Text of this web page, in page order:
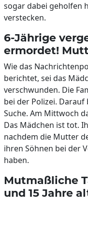
sogar dabei geholfen
verstecken.
6-Jährige
ermordet!
Wie das
berichtet, sei das
verschwunden. Die
bei der Polizei.
Suche. Am Mittwoch
Das Mädchen ist tot.
nachdem die Mutter
ihren Söhnen bei der
haben.
Mutmaßliche
und 15 Jahre